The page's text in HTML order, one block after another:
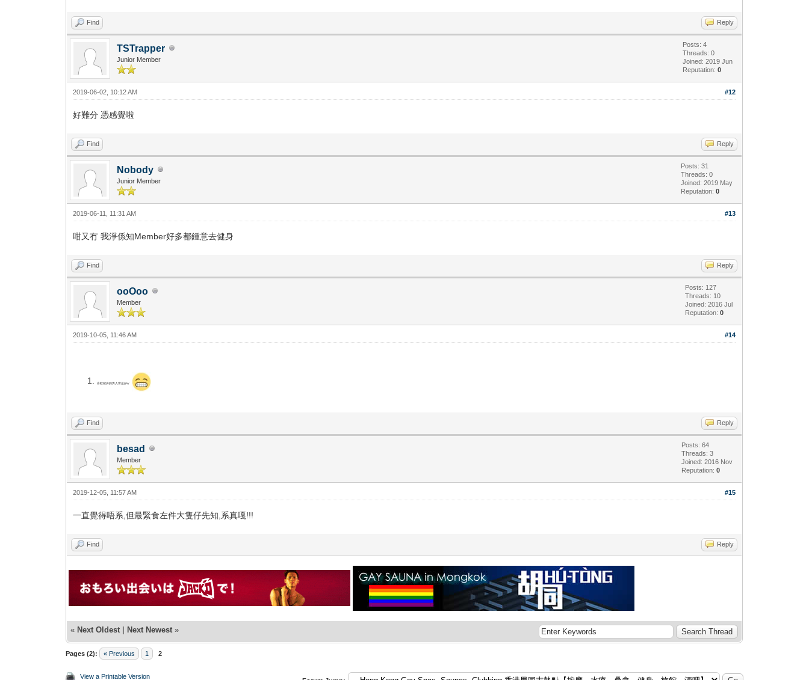
Find Reply
TSTrapper
Junior Member
Posts: 4
Threads: 0
Joined: 2019 Jun
Reputation:0
#12
2019-06-02, 10:12 AM
好難分 憑感覺啦
Find Reply
Nobody
Junior Member
Posts: 31
Threads: 0
Joined: 2019 May
Reputation:0
#13
2019-06-11, 11:31 AM
咁又冇 我淨係知Member好多都鍾意去健身
Find Reply
ooOoo
Member
Posts: 127
Threads: 10
Joined: 2016 Jul
Reputation:0
#14
2019-10-05, 11:46 AM
喜歡健身的男人會是gay
Find Reply
besad
Member
Posts: 64
Threads: 3
Joined: 2016 Nov
Reputation:0
#15
2019-12-05, 11:57 AM
一直覺得唔系,但最緊食左件大隻仔先知,系真嘎!!!
Find Reply
« Next Oldest | Next Newest »
Pages (2): « Previous 1 2
View a Printable Version